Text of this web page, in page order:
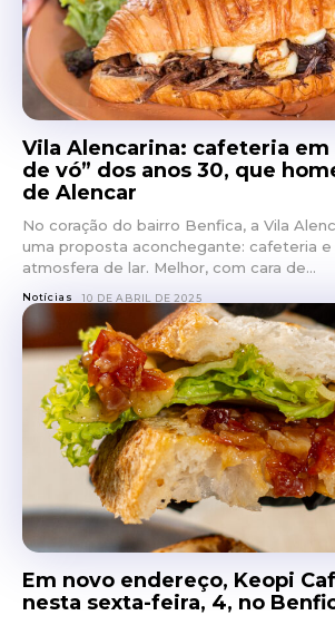
Vila Alencarina: cafeteria em
de vó” dos anos 30, que
de Alencar
No coração do bairro Benfica, a Vila
uma proposta aconchegante: cafeteria
atmosfera de lar. Melhor, com cara de...
Notícias 10 DE ABRIL DE 2025
Em novo endereço, Keopi
nesta sexta-feira, 4, no